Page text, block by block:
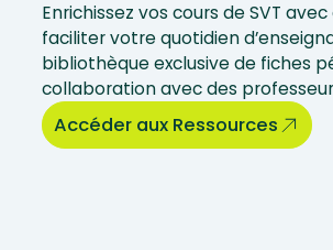
Enrichissez vos cours de SVT
faciliter votre quotidien
bibliothèque exclusive de fiches
collaboration avec des
Accéder aux Ressources